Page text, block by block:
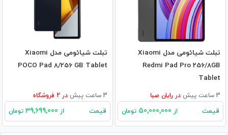
تبلت شیائومی مدل Xiaomi
Redmi Pad Pro 256/8GB
Tablet
3 ساعت پیش در رایان صبا
قیمت از تومان
تبلت شیائومی مدل Xiaomi
POCO Pad 8/256 GB Tablet
3 ساعت پیش در فروشگاه
قیمت از تومان